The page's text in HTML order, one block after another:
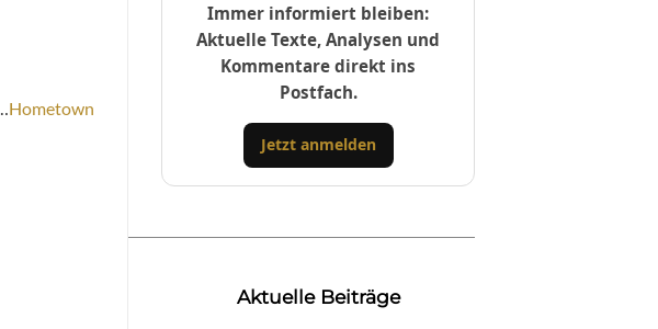
Hometown
Immer informiert bleiben:
Aktuelle Texte, Analysen und
Kommentare direkt ins
Postfach.
Jetzt anmelden
Aktuelle Beiträge